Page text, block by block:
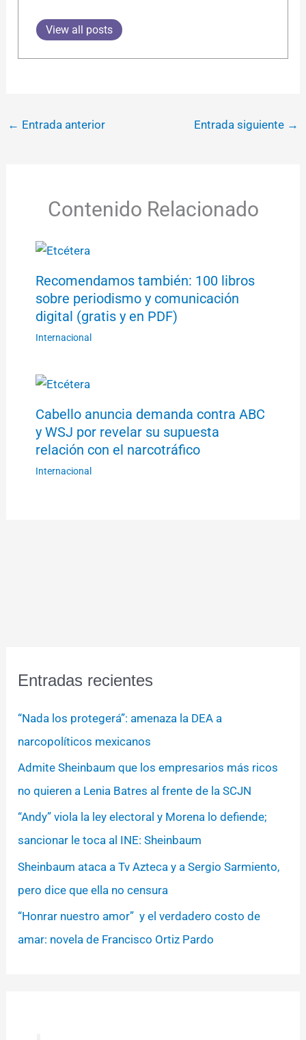
View all posts
← Entrada anterior Entrada siguiente →
Contenido Relacionado
Recomendamos también: 100 libros
sobre periodismo y comunicación
digital (gratis y en PDF)
Internacional
Cabello anuncia demanda contra ABC
y WSJ por revelar su supuesta
relación con el narcotráfico
Internacional
Entradas recientes
“Nada los protegerá”: amenaza la DEA a
narcopolíticos mexicanos
Admite Sheinbaum que los empresarios más ricos
no quieren a Lenia Batres al frente de la SCJN
“Andy” viola la ley electoral y Morena lo defiende;
sancionar le toca al INE: Sheinbaum
Sheinbaum ataca a Tv Azteca y a Sergio Sarmiento,
pero dice que ella no censura
“Honrar nuestro amor” y el verdadero costo de
amar: novela de Francisco Ortiz Pardo